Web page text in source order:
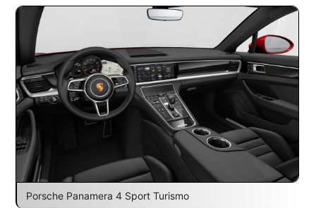
Porsche Panamera 4 Sport Turismo